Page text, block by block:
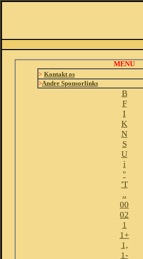
MENU
> Kontakt os
>Andre Sponsorlinks
B
F
I
K
N
S
U
i
''
'T
..
00
02
1
1+
1,
1-